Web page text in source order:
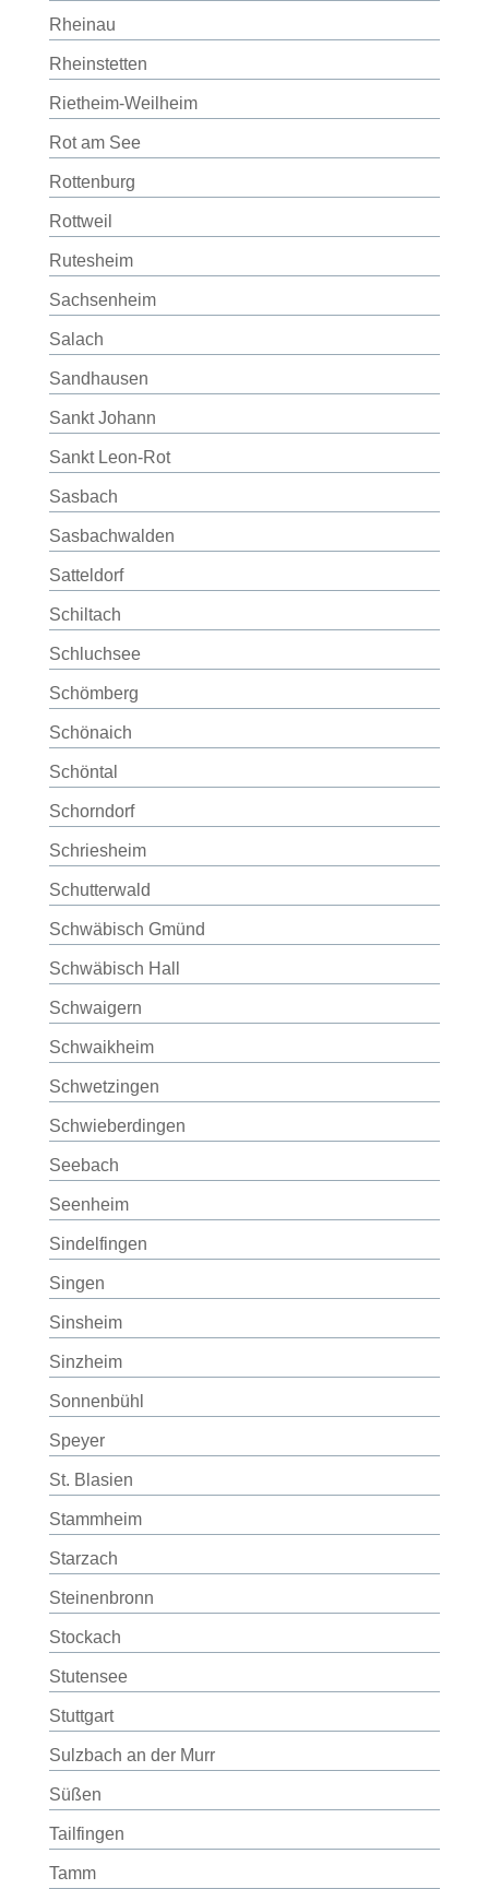
Rheinau
Rheinstetten
Rietheim-Weilheim
Rot am See
Rottenburg
Rottweil
Rutesheim
Sachsenheim
Salach
Sandhausen
Sankt Johann
Sankt Leon-Rot
Sasbach
Sasbachwalden
Satteldorf
Schiltach
Schluchsee
Schömberg
Schönaich
Schöntal
Schorndorf
Schriesheim
Schutterwald
Schwäbisch Gmünd
Schwäbisch Hall
Schwaigern
Schwaikheim
Schwetzingen
Schwieberdingen
Seebach
Seenheim
Sindelfingen
Singen
Sinsheim
Sinzheim
Sonnenbühl
Speyer
St. Blasien
Stammheim
Starzach
Steinenbronn
Stockach
Stutensee
Stuttgart
Sulzbach an der Murr
Süßen
Tailfingen
Tamm